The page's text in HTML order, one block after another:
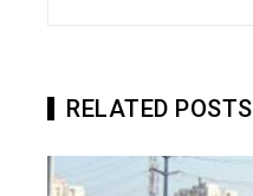
RELATED POSTS